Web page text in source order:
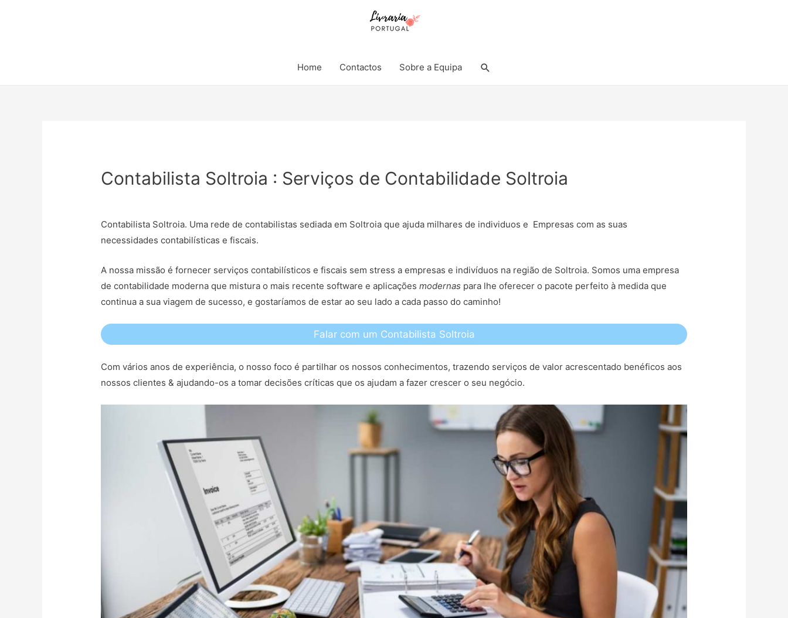
Home Contactos Sobre a Equipa Search
Contabilista Soltroia : Serviços de Contabilidade Soltroia
Contabilista Soltroia. Uma rede de contabilistas sediada em Soltroia que ajuda milhares de individuos e Empresas com as suas
necessidades contabilísticas e fiscais.
A nossa missão é fornecer serviços contabilísticos e fiscais sem stress a empresas e indivíduos na região de Soltroia. Somos uma empresa
de contabilidade moderna que mistura o mais recente software e aplicaçõesmodernas para lhe oferecer o pacote perfeito à medida que
continua a sua viagem de sucesso, e gostaríamos de estar ao seu lado a cada passo do caminho!
Falar com um Contabilista Soltroia
Com vários anos de experiência, o nosso foco é partilhar os nossos conhecimentos, trazendo serviços de valor acrescentado benéficos aos
nossos clientes & ajudando-os a tomar decisões críticas que os ajudam a fazer crescer o seu negócio.